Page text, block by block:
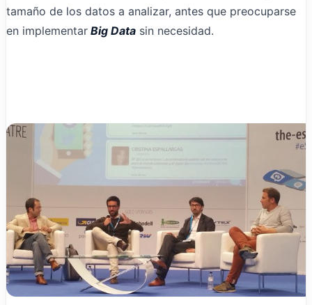
tamaño de los datos a analizar, antes que preocuparse
en implementar Big Data sin necesidad.